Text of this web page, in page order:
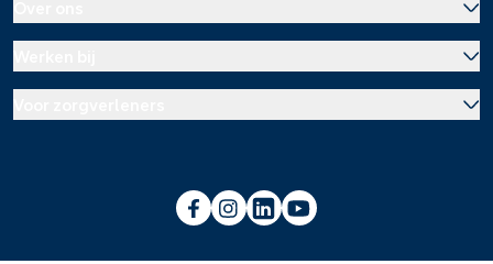
Franchise informatie
Voorlichting scholen